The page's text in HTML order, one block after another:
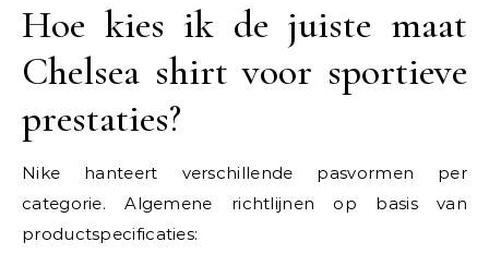
Hoe kies ik de juiste maat
Chelsea shirt voor sportieve
prestaties?
Nike hanteert verschillende pasvormen per
categorie. Algemene richtlijnen op basis van
productspecificaties: